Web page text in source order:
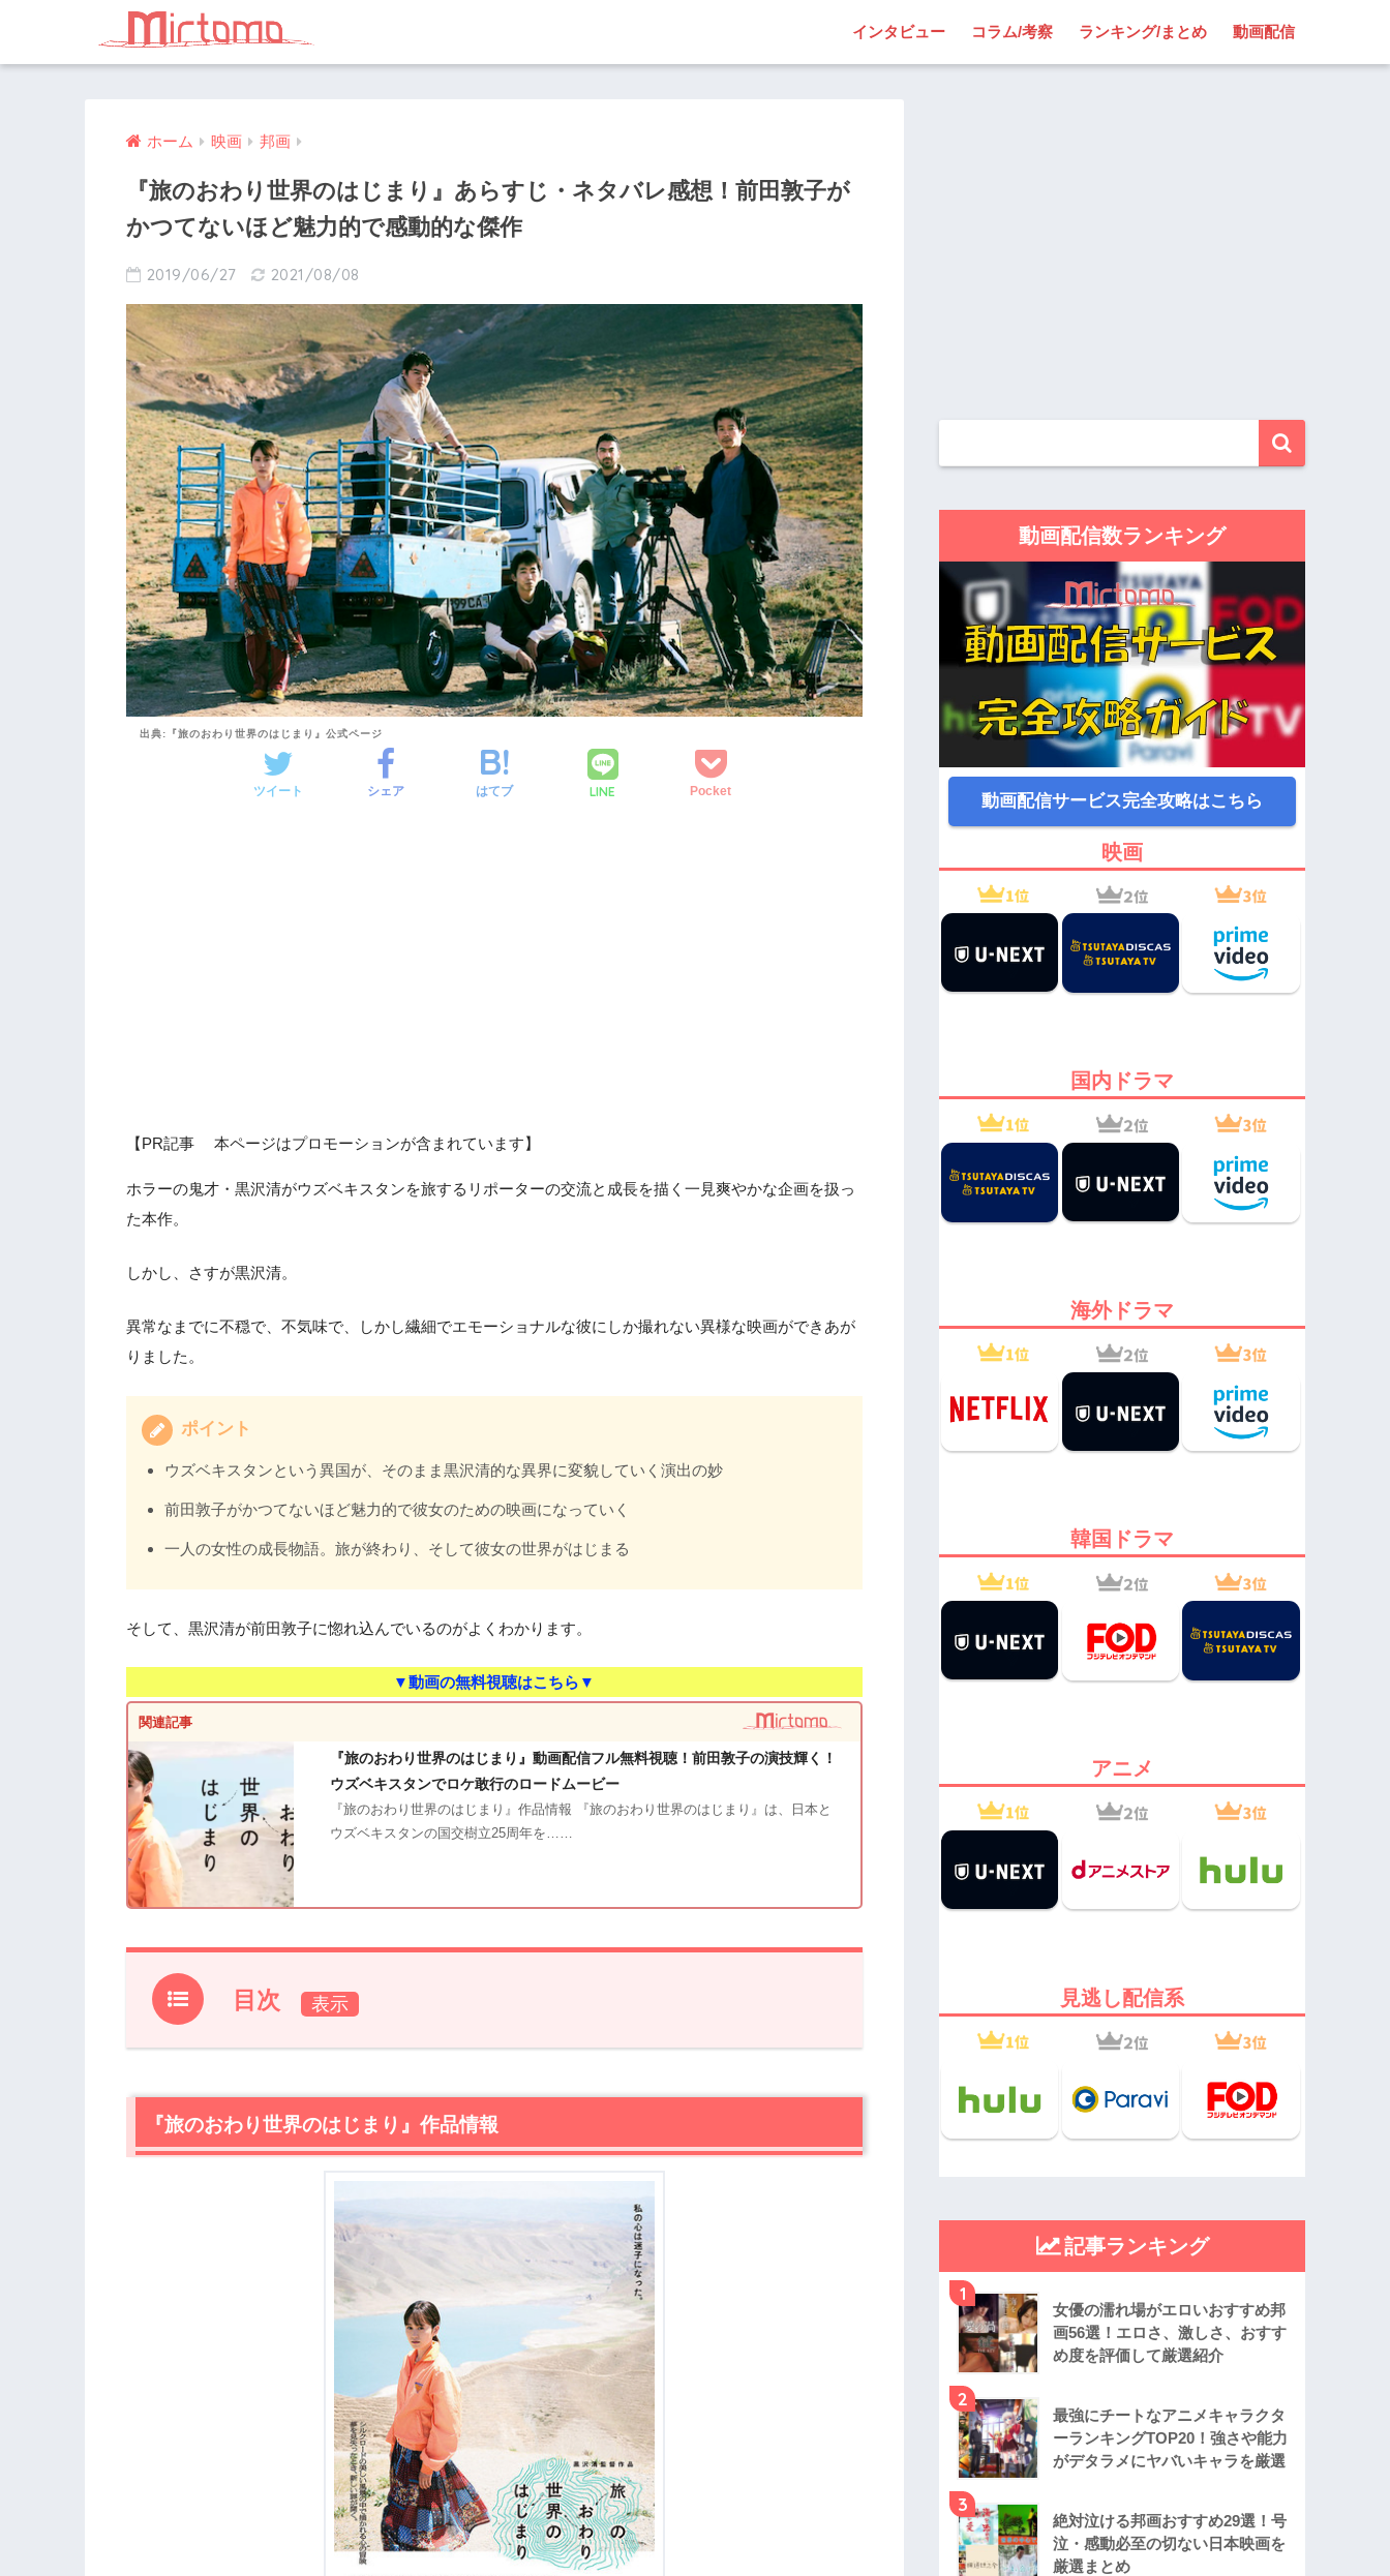
インタビュー コラム/考察 ランキング/まとめ 動画配信
ホーム 映画 邦画
『旅のおわり世界のはじまり』あらすじ・ネタバレ感想！前田敦子が
かつてないほど魅力的で感動的な傑作
2019/06/27 2021/08/08
出典:『旅のおわり世界のはじまり』公式ページ
ツイート シェア はてブ LINE Pocket
【PR記事 本ページはプロモーションが含まれています】
ホラーの鬼才・黒沢清がウズベキスタンを旅するリポーターの交流と成長を描く一見爽やかな企画を扱っ
た本作。
しかし、さすが黒沢清。
異常なまでに不穏で、不気味で、しかし繊細でエモーショナルな彼にしか撮れない異様な映画ができあが
りました。
ポイント
ウズベキスタンという異国が、そのまま黒沢清的な異界に変貌していく演出の妙
前田敦子がかつてないほど魅力的で彼女のための映画になっていく
一人の女性の成長物語。旅が終わり、そして彼女の世界がはじまる
そして、黒沢清が前田敦子に惚れ込んでいるのがよくわかります。
▼動画の無料視聴はこちら▼
関連記事
『旅のおわり世界のはじまり』動画配信フル無料視聴！前田敦子の演技輝く！
ウズベキスタンでロケ敢行のロードムービー
『旅のおわり世界のはじまり』作品情報 『旅のおわり世界のはじまり』は、日本と
ウズベキスタンの国交樹立25周年を……
目次
1.『旅のおわり世界のはじまり』作品情報
2.1異界で成長するヒロイン
2.2まるで前田敦子のドキュメンタリーのようだ
街中で葉子が出会う物の意味
『旅のおわり世界のはじまり』作品情報
動画配信数ランキング
動画配信サービス完全攻略はこちら
映画
国内ドラマ
海外ドラマ
韓国ドラマ
アニメ
見逃し配信系
記事ランキング
1
女優の濡れ場がエロいおすすめ邦
画56選！エロさ、激しさ、おすす
め度を評価して厳選紹介
2
最強にチートなアニメキャラクタ
ーランキングTOP20！強さや能力
がデタラメにヤバいキャラを厳選
3
絶対泣ける邦画おすすめ29選！号
泣・感動必至の切ない日本映画を
厳選まとめ